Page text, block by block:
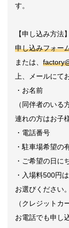
す。
【申し込み方法】
申し込みフォー
または、
上、メールにて
・お名前
（同伴者のい
連れの方はお子
・電話番号
・駐車場希望の
・ご希望の日に
・入場料500円
お選びください。
（クレジットカ
お電話でも申し